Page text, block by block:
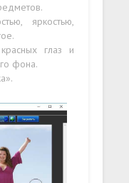
яркостью,
глаз и
фона.